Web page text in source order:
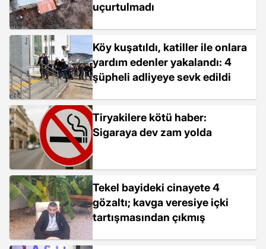
uçurtulmadı
Köy kuşatıldı, katiller ile onlara
yardım edenler yakalandı: 4
şüpheli adliyeye sevk edildi
Tiryakilere kötü haber:
Sigaraya dev zam yolda
Tekel bayideki cinayete 4
gözaltı; kavga veresiye içki
tartışmasından çıkmış